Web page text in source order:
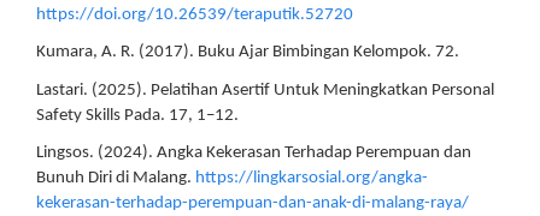
https://doi.org/10.26539/teraputik.52720
Kumara, A. R. (2017). Buku Ajar Bimbingan Kelompok. 72.
Lastari. (2025). Pelatihan Asertif Untuk Meningkatkan Personal
Safety Skills Pada. 17, 1–12.
Lingsos. (2024). Angka Kekerasan Terhadap Perempuan dan
Bunuh Diri di Malang. https://lingkarsosial.org/angka-
kekerasan-terhadap-perempuan-dan-anak-di-malang-raya/